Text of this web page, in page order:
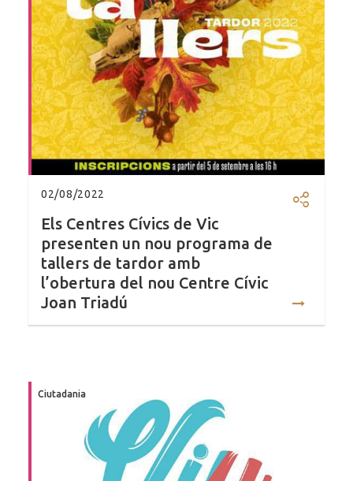
02/08/2022
Els Centres Cívics de Vic
presenten un nou programa de
tallers de tardor amb
l’obertura del nou Centre Cívic
Joan Triadú
Ciutadania